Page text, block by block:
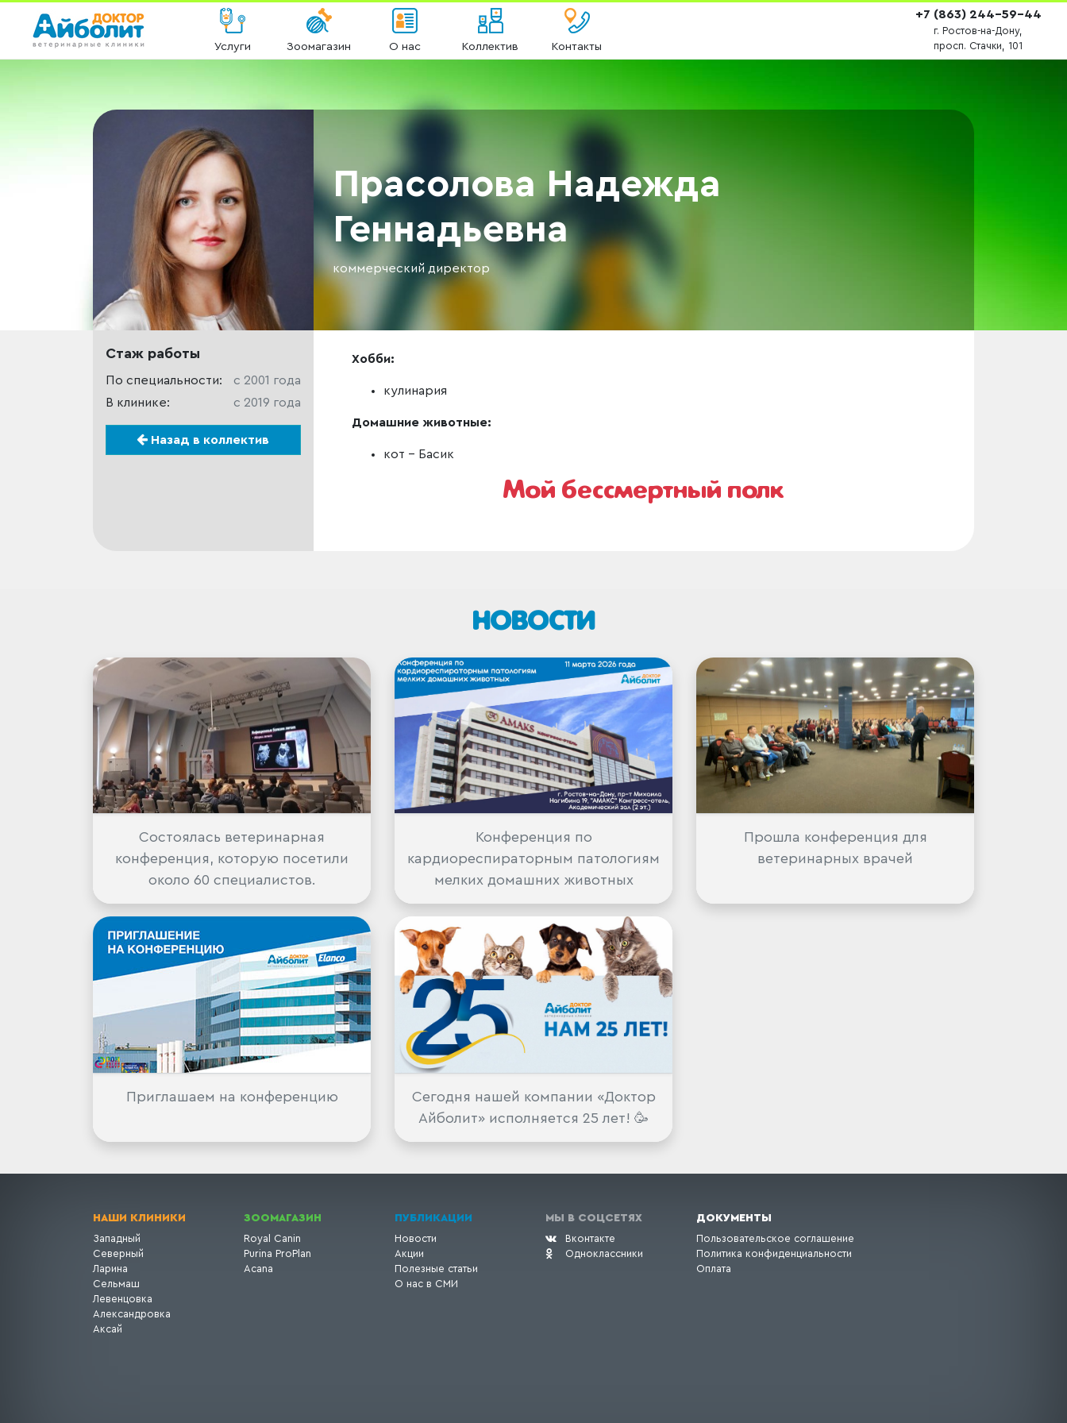
Услуги Зоомагазин О нас Коллектив Контакты
+7 (863) 244-59-44
г. Ростов-на-Дону,
просп. Стачки, 101
Прасолова Надежда
Геннадьевна
коммерческий директор
Стаж работы
По специальности:
c 2001 года
В клинике:
c 2019 года
Назад в коллектив
Хобби:
кулинария
Домашние животные:
кот - Басик
Мой бессмертный полк
НОВОСТИ
Состоялась ветеринарная
конференция, которую посетили
около 60 специалистов.
Конференция по
кардиореспираторным патологиям
мелких домашних животных
Прошла конференция для
ветеринарных врачей
Приглашаем на конференцию
Сегодня нашей компании «Доктор
Айболит» исполняется 25 лет! 🥳
НАШИ КЛИНИКИ
Западный
Северный
Ларина
Сельмаш
Левенцовка
Александровка
Аксай
ЗООМАГАЗИН
Royal Canin
Purina ProPlan
Acana
ПУБЛИКАЦИИ
Новости
Акции
Полезные статьи
О нас в СМИ
МЫ В СОЦСЕТЯХ
Вконтакте
Одноклассники
ДОКУМЕНТЫ
Пользовательское соглашение
Политика конфиденциальности
Оплата